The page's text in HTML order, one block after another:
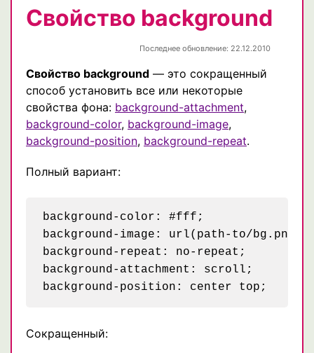
Свойство background
Последнее обновление: 22.12.2010
Свойство background — это сокращенный
способ установить все или некоторые
свойства фона: background-attachment,
background-color, background-image,
background-position, background-repeat.
Полный вариант:
background-color: #fff;
background-image: url(path-to/bg.png);
background-repeat: no-repeat;
background-attachment: scroll;
Сокращенный: